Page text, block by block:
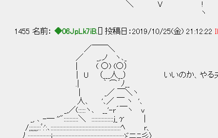
＼ V !
ヽ
1455 名前： ◆06JpLk7iB. [] 投稿日：2019/10/25(金) 21:12:22
／￣￣＼
／ _,.ノ ヽ､_
｜ ( ○) (○）
｜ U （___人__） いいのか、やる
.| ｀ ⌒´ﾉ__
| _／ ￣＼ヽ
人､ '､／ ￣ ヽ '､
_,／(:::::ヽ､ __'-r´￣ヽ v
_, ､ -― ''"::::::::::＼ :::::::::::::::j_γ |
/;;;;;;::ﾞ:':､::::::::::::::::::::::::::::::::::::::::::::::::ﾍ r、